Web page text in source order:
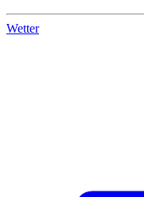
Wetter